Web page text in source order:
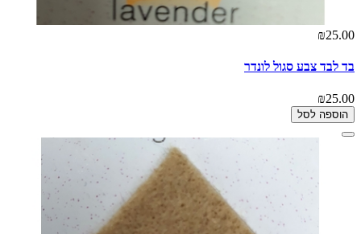
₪25.00
בד לבד צבע סגול לונדר
₪25.00
הוספה לסל